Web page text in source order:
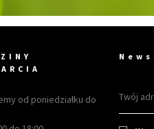
od poniedziałku do